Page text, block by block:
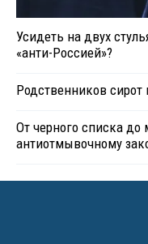
Усидеть на двух
«анти-Россией»?
Родственников
От черного списка до
антиотмывочному